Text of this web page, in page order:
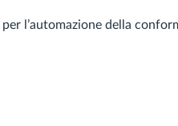
l’automazione della